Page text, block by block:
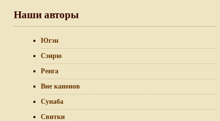
Наши авторы
Югэн
Сэнрю
Ренга
Вне канонов
Сунаба
Свитки